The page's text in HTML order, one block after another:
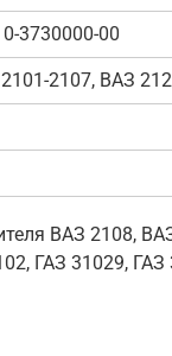
3730000-00
2107, ВАЗ
ВАЗ 2108,
ГАЗ 31029, ГАЗ